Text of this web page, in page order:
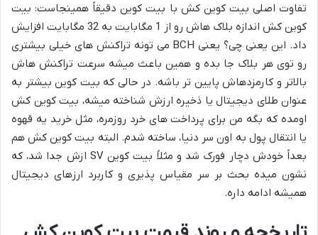
تفاوت اصلی بیت کوین کش با بیت کوین دقیقاً همینجاست: بیت
کوین کش اندازه بلاک هاش رو از 1 مگابایت به 32 مگابایت افزایش
داد. این یعنی چی؟ یعنی BCH می تونه تراکنش های خیلی بیشتری
رو توی هر بلاک جا بده و همین باعث میشه سرعت تراکنش هاش
بالاتر و کارمزدهاش پایین تر باشه. در حالی که بیت کوین بیشتر به
عنوان طلای دیجیتال یا ذخیره ارزش شناخته میشه، بیت کوین کش
اومده که بگه من برای پرداخت های خرد روزمره، مثل خرید یه قهوه
یا انتقال پول به اون سر دنیا، ساخته شدم. البته بیت کوین کش هم
بعداً خودش دچار فورک شد و مثلاً بیت کوین SV ازش جدا شد، که
نشون میده بحث بر سر مقیاس پذیری و کاربرد ارزهای دیجیتال
همیشه ادامه داره.